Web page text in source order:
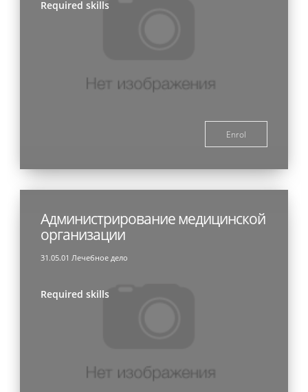
Required skills
Enrol
Администрирование медицинской
организации
31.05.01 Лечебное дело
Required skills